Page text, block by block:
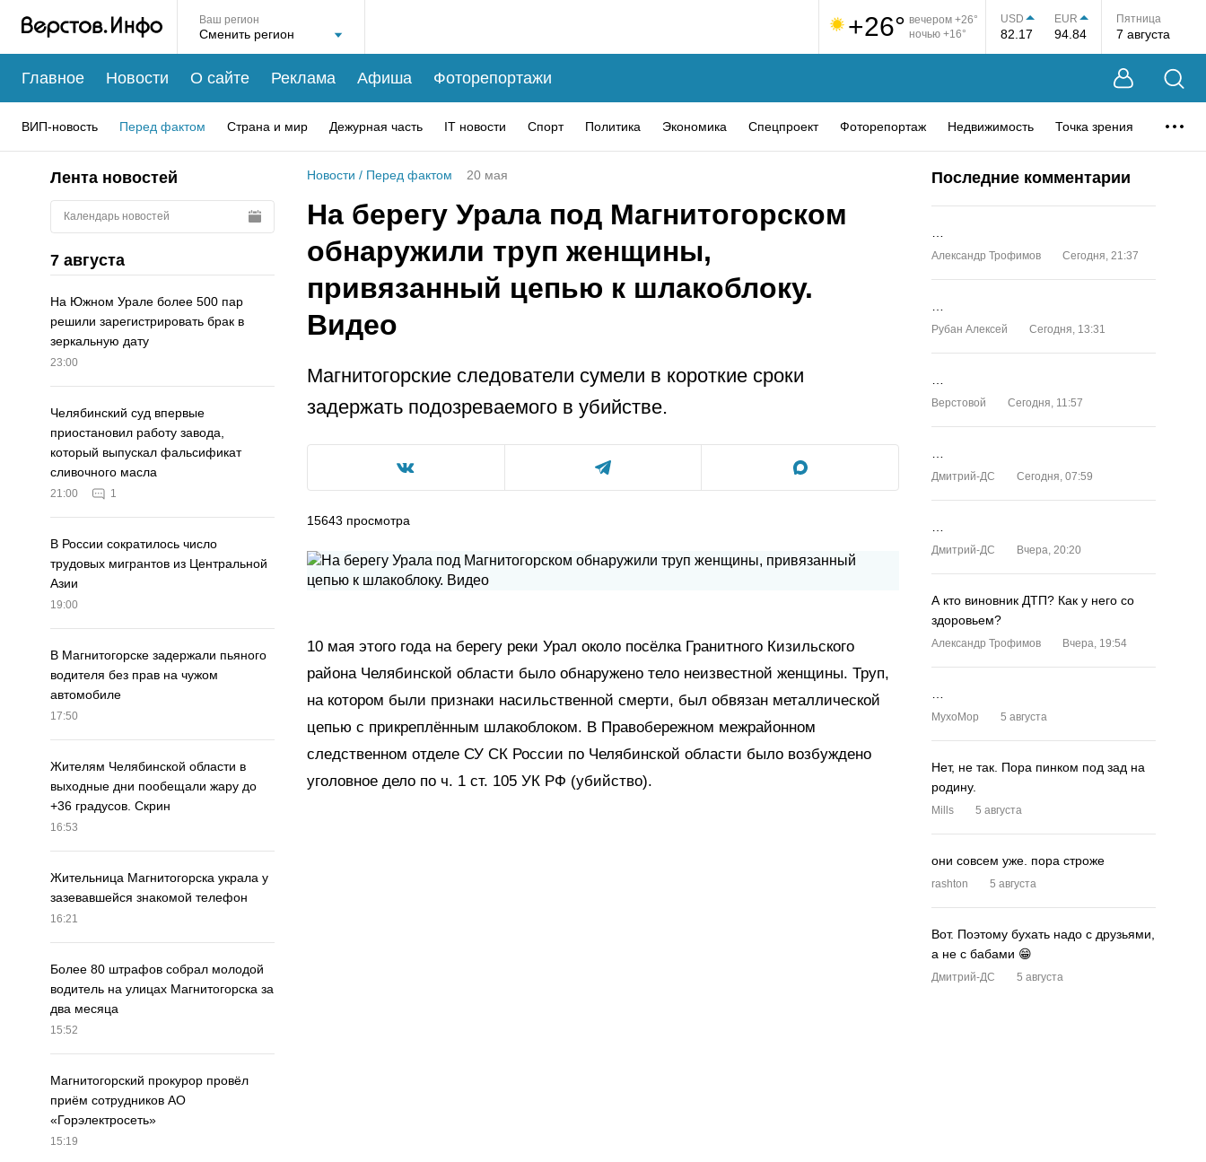
Ваш регион +26° вечером +26°
ночью +16°
USD
82.17
EUR
94.84
Пятница
7 августа
Главное Новости О сайте Реклама Афиша Фоторепортажи
ВИП-новость Перед фактом Страна и мир Дежурная часть IT новости Спорт Политика Экономика Спецпроект Фоторепортаж Недвижимость Точка зрения
Лента новостей
Календарь новостей
7 августа
На Южном Урале более 500 пар
решили зарегистрировать брак в
зеркальную дату
23:00
Челябинский суд впервые
приостановил работу завода,
который выпускал фальсификат
сливочного масла
21:00 1
В России сократилось число
трудовых мигрантов из Центральной
Азии
19:00
В Магнитогорске задержали пьяного
водителя без прав на чужом
автомобиле
17:50
Жителям Челябинской области в
выходные дни пообещали жару до
+36 градусов. Скрин
16:53
Жительница Магнитогорска украла у
зазевавшейся знакомой телефон
16:21
Более 80 штрафов собрал молодой
водитель на улицах Магнитогорска за
два месяца
15:52
Магнитогорский прокурор провёл
приём сотрудников АО
«Горэлектросеть»
15:19
Новости / Перед фактом 20 мая
На берегу Урала под Магнитогорском
обнаружили труп женщины,
привязанный цепью к шлакоблоку.
Видео
Магнитогорские следователи сумели в короткие сроки
задержать подозреваемого в убийстве.
15643 просмотра
10 мая этого года на берегу реки Урал около посёлка Гранитного Кизильского
района Челябинской области было обнаружено тело неизвестной женщины. Труп,
на котором были признаки насильственной смерти, был обвязан металлической
цепью с прикреплённым шлакоблоком. В Правобережном межрайонном
следственном отделе СУ СК России по Челябинской области было возбуждено
уголовное дело по ч. 1 ст. 105 УК РФ (убийство).
Последние комментарии
Александр Трофимов Сегодня, 21:37
Рубан Алексей Сегодня, 13:31
Верстовой Сегодня, 11:57
Дмитрий-ДС Сегодня, 07:59
Дмитрий-ДС Вчера, 20:20
А кто виновник ДТП? Как у него со
здоровьем?
Александр Трофимов Вчера, 19:54
MyxoMop 5 августа
Нет, не так. Пора пинком под зад на
родину.
Mills 5 августа
они совсем уже. пора строже
rashton 5 августа
Вот. Поэтому бухать надо с друзьями,
а не с бабами 😁
Дмитрий-ДС 5 августа